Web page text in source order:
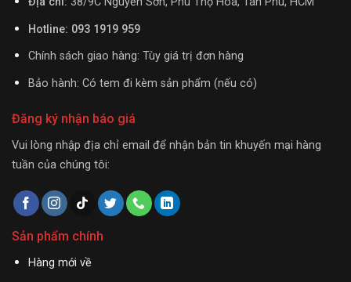
Hotline: 093 1919 959
Chính sách giao hàng: Tùy giá trị đơn hàng
Bảo hành: Có tem đi kèm sản phẩm (nếu có)
Đăng ký nhận báo giá
Vui lòng nhập địa chỉ email để nhận bản tin khuyến mại hàng
tuần của chúng tôi:
Sản phẩm chính
Hàng mới về